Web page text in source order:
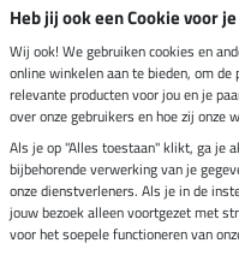
Verzending per
Veilig betalen met
Heb jij ook een Cookie voor
Wij ook! We gebruiken cookies en
online winkelen aan te bieden, om
relevante producten voor jou en je
over onze gebruikers en hoe zij onze
Als je op "Alles toestaan" klikt, ga je
bijbehorende verwerking van je
onze dienstverleners. Als je in de
jouw bezoek alleen voortgezet met
voor het soepele functioneren van